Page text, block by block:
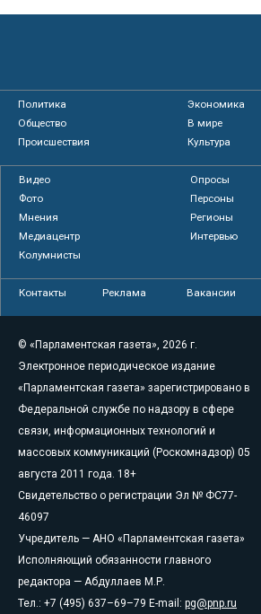
Политика
Экономика
Общество
В мире
Происшествия
Культура
Видео
Опросы
Фото
Персоны
Мнения
Регионы
Медиацентр
Интервью
Колумнисты
Контакты Реклама Вакансии
© «Парламентская газета», 2026 г.
Электронное периодическое издание
«Парламентская газета» зарегистрировано в
Федеральной службе по надзору в сфере
связи, информационных технологий и
массовых коммуникаций (Роскомнадзор) 05
августа 2011 года. 18+
Свидетельство о регистрации Эл № ФС77-
46097
Учредитель — АНО «Парламентская газета»
Исполняющий обязанности главного
редактора — Абдуллаев М.Р.
Тел.: +7 (495) 637–69–79 E-mail: pg@pnp.ru